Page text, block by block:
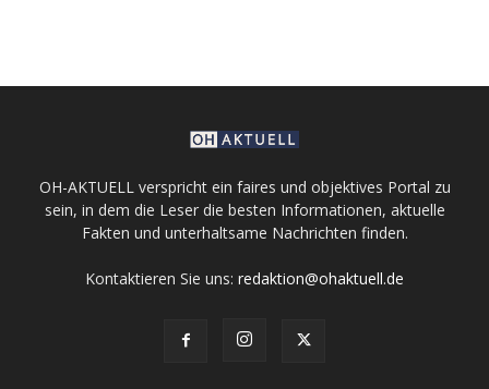
OH-AKTUELL verspricht ein faires und objektives Portal zu
sein, in dem die Leser die besten Informationen, aktuelle
Fakten und unterhaltsame Nachrichten finden.
Kontaktieren Sie uns: redaktion@ohaktuell.de